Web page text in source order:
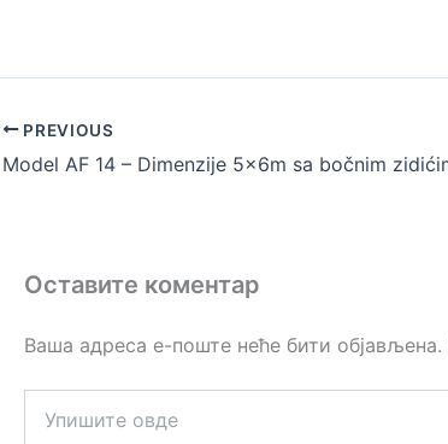
PREVIOUS
Оставите коментар
Ваша адреса е-поште неће бити објављена.
овде